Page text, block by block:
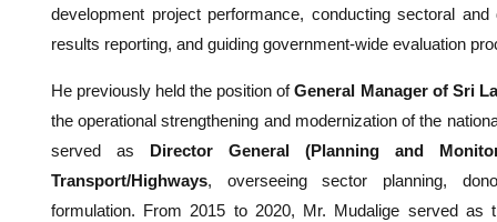
development project performance, conducting sectoral
results reporting, and guiding government-wide evaluation
He previously held the position ofGeneral Manager of Sri
the operational strengthening and modernization of the
served as Director General (Planning and
Transport/Highways, overseeing sector planning,
formulation. From 2015 to 2020, Mr. Mudalige served as